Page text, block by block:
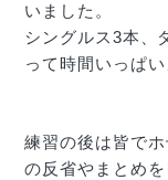
いました。
シングルス3本、
って時間いっぱ
練習の後は皆で
の反省やまとめを